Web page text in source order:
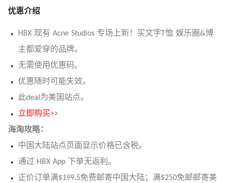
优惠介绍
HBX 现有 Acne Studios 专场上新！买文字T恤 娱乐圈&博
主都爱穿的品牌。
无需使用优惠码。
优惠随时可能失效。
此deal为美国站点。
立即购买>>
海淘攻略：
中国大陆站点页面显示价格已含税。
通过 HBX App 下单无返利。
正价订单满$199.5免费邮寄中国大陆；满$250免邮邮寄美